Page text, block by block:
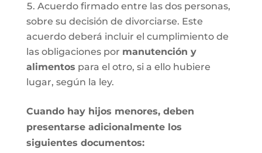
Acuerdo firmado entre las dos personas,
sobre su decisión de divorciarse. Este
acuerdo deberá incluir el cumplimiento de
las obligaciones por manutención y
alimentos para el otro, si a ello hubiere
lugar, según la ley.
Cuando hay hijos menores, deben
presentarse adicionalmente los
siguientes documentos: